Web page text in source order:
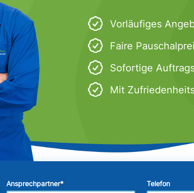
Vorläufiges
Faire
Sofortige
Mit
Ansprechpartner* Telefon